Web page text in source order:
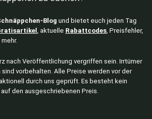
Blog und bietet euch jeden Tag
, aktuelle Rabattcodes , Preisfehler,
nach Veröffentlichung vergriffen sein. Irrtümer
vorbehalten. Alle Preise werden vor der
durch uns geprüft. Es besteht kein
den ausgeschriebenen Preis.